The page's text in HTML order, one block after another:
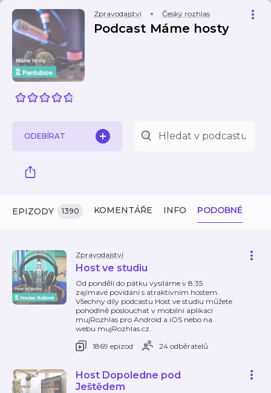
Zpravodajství Český rozhlas
Podcast Máme hosty
ODEBÍRAT
EPIZODY 1390 KOMENTÁŘE INFO PODOBNÉ
Zpravodajství
Host ve studiu
Od pondělí do pátku vysíláme v 8:35
zajímavé povídání s atraktivním hostem.
Všechny díly podcastu Host ve studiu můžete
pohodlně poslouchat v mobilní aplikaci
mujRozhlas pro Android a iOS nebo na
webu mujRozhlas.cz.
1869 epizod
24 odběratelů
Host Dopoledne pod
Ještědem